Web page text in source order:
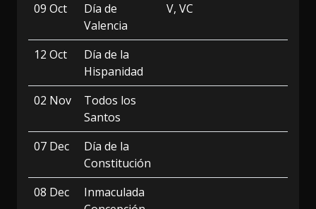
09 Oct
Día de
Valencia
V, VC
12 Oct
Día de la
Hispanidad
02 Nov
Todos los
Santos
07 Dec
Día de la
Constitución
08 Dec
Inmaculada